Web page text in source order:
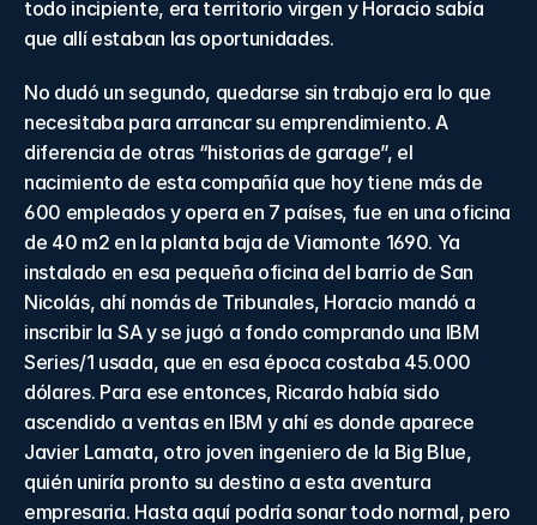
todo incipiente, era territorio virgen y Horacio sabía
que allí estaban las oportunidades.
No dudó un segundo, quedarse sin trabajo era lo que
necesitaba para arrancar su emprendimiento. A
diferencia de otras “historias de garage”, el
nacimiento de esta compañía que hoy tiene más de
600 empleados y opera en 7 países, fue en una oficina
de 40 m2 en la planta baja de Viamonte 1690. Ya
instalado en esa pequeña oficina del barrio de San
Nicolás, ahí nomás de Tribunales, Horacio mandó a
inscribir la SA y se jugó a fondo comprando una IBM
Series/1 usada, que en esa época costaba 45.000
dólares. Para ese entonces, Ricardo había sido
ascendido a ventas en IBM y ahí es donde aparece
Javier Lamata, otro joven ingeniero de la Big Blue,
quién uniría pronto su destino a esta aventura
empresaria. Hasta aquí podría sonar todo normal, pero